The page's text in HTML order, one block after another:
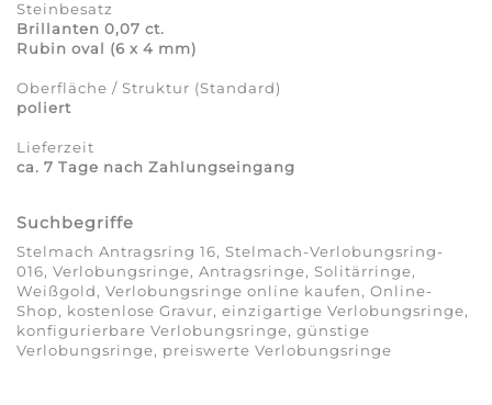
Steinbesatz
Brillanten 0,07 ct.
Rubin oval (6 x 4 mm)
Oberfläche / Struktur (Standard)
poliert
Lieferzeit
ca. 7 Tage nach Zahlungseingang
Suchbegriffe
Stelmach Antragsring 16, Stelmach-Verlobungsring-
016, Verlobungsringe, Antragsringe, Solitärringe,
Weißgold, Verlobungsringe online kaufen, Online-
Shop, kostenlose Gravur, einzigartige Verlobungsringe,
konfigurierbare Verlobungsringe, günstige
Verlobungsringe, preiswerte Verlobungsringe